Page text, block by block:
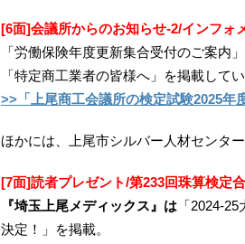
[6面]会議所からのお知らせ-2/インフォ
「労働保険年度更新集合受付のご案内
「特定商工業者の皆様へ」を掲載してい
>>「上尾商工会議所の検定試験2025年
ほかには、上尾市シルバー人材センタ
[7面]読者プレゼント/第233回珠算検定
『埼玉上尾メディックス』は 「2024-
決定！」を掲載。